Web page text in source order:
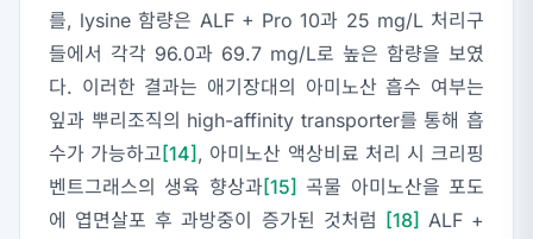
를, lysine 함량은 ALF + Pro 10과 25 mg/L 처리구
들에서 각각 96.0과 69.7 mg/L로 높은 함량을 보였
다. 이러한 결과는 애기장대의 아미노산 흡수 여부는
잎과 뿌리조직의 high-affinity transporter를 통해 흡
수가 가능하고[14], 아미노산 액상비료 처리 시 크리핑
벤트그래스의 생육 향상과[15] 곡물 아미노산을 포도
에 엽면살포 후 과방중이 증가된 것처럼 [18] ALF +